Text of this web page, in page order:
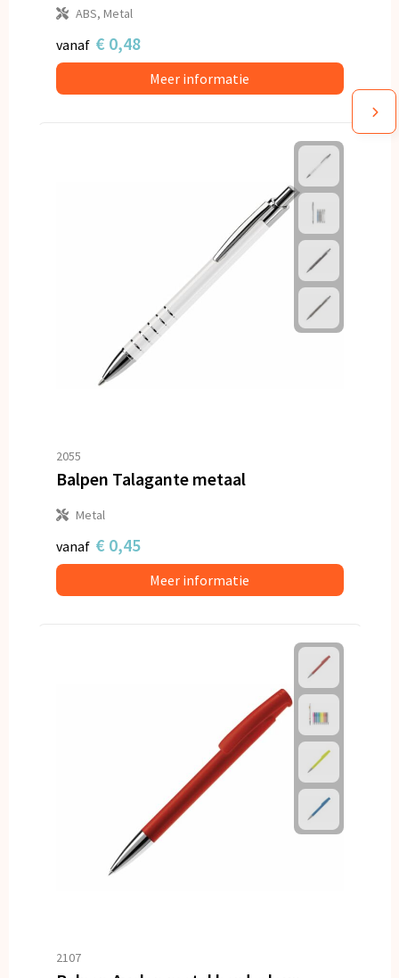
ABS, Metal
vanaf € 0,48
Meer informatie
2055
Balpen Talagante metaal
Metal
vanaf € 0,45
Meer informatie
2107